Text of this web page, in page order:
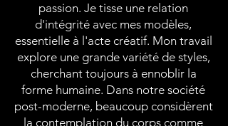
passion. Je tisse une relation
d'intégrité avec mes modèles,
essentielle à l'acte créatif. Mon travail
explore une grande variété de styles,
cherchant toujours à ennoblir la
forme humaine. Dans notre société
post-moderne, beaucoup considèrent
la contemplation du corps comme